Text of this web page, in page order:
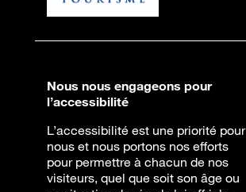
Nous nous engageons pour
l’accessibilité
L’accessibilité est une priorité pour
nous et nous portons nos efforts
pour permettre à chacun de nos
visiteurs, quel que soit son âge ou